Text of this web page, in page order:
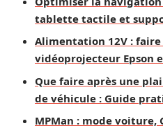
tablette tactile et
Alimentation 12V :
vidéoprojecteur Epson
Que faire après une
de véhicule : Guide
MPMan : mode voiture,